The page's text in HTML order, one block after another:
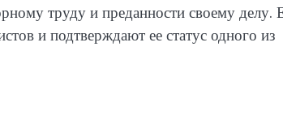
труду и преданности своему делу.
и подтверждают ее статус одного из